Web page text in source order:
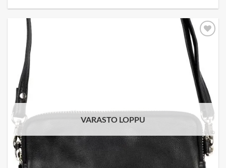
Add to
wishlist
VARASTO LOPPU